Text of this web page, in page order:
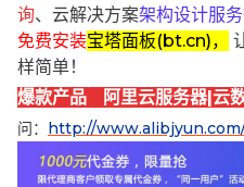
询、云解决方案架构设计服务
免费安装宝塔面板(bt.cn)，
样简单！
爆款产品 阿里云服务器|云
问： http://